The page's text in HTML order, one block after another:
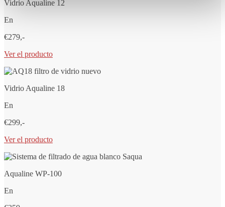
Vidrio Aqualine 12
En
€279,-
Ver el producto
Vidrio Aqualine 18
En
€299,-
Ver el producto
Aqualine WP-100
En